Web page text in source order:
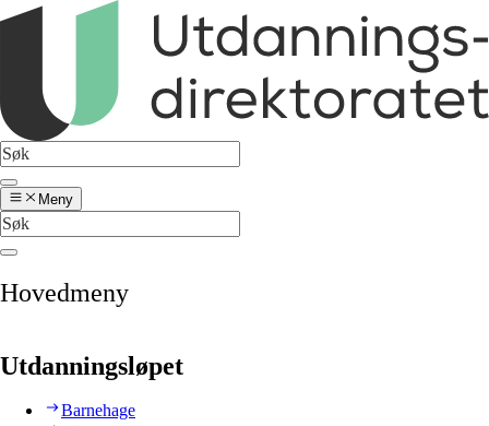
Meny
Hovedmeny
Utdanningsløpet
Barnehage